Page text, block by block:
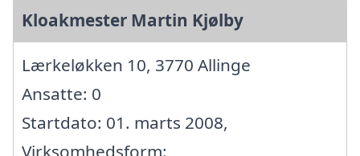
Kloakmester Martin Kjølby
Lærkeløkken 10, 3770 Allinge
Ansatte: 0
Startdato: 01. marts 2008,
Virksomhedsform: